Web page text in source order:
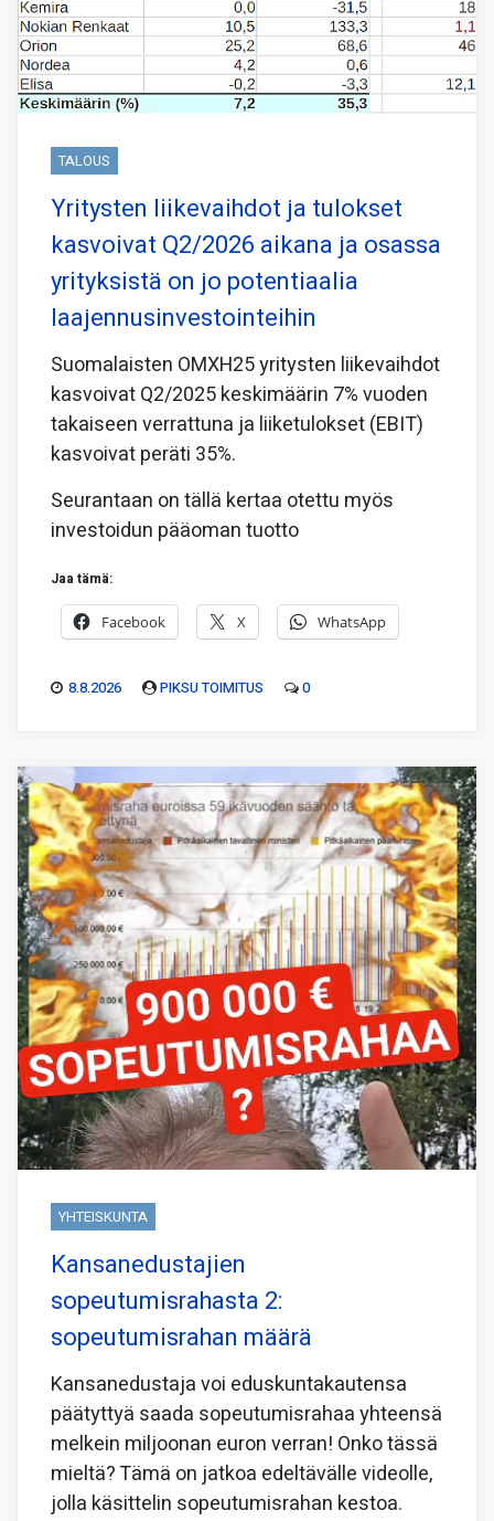
TALOUS
Yritysten liikevaihdot ja tulokset
kasvoivat Q2/2026 aikana ja osassa
yrityksistä on jo potentiaalia
laajennusinvestointeihin
Suomalaisten OMXH25 yritysten liikevaihdot
kasvoivat Q2/2025 keskimäärin 7% vuoden
takaiseen verrattuna ja liiketulokset (EBIT)
kasvoivat peräti 35%.
Seurantaan on tällä kertaa otettu myös
investoidun pääoman tuotto
Jaa tämä:
Facebook X WhatsApp
8.8.2026 PIKSU TOIMITUS 0
YHTEISKUNTA
Kansanedustajien
sopeutumisrahasta 2:
sopeutumisrahan määrä
Kansanedustaja voi eduskuntakautensa
päätyttyä saada sopeutumisrahaa yhteensä
melkein miljoonan euron verran! Onko tässä
mieltä? Tämä on jatkoa edeltävälle videolle,
jolla käsittelin sopeutumisrahan kestoa.